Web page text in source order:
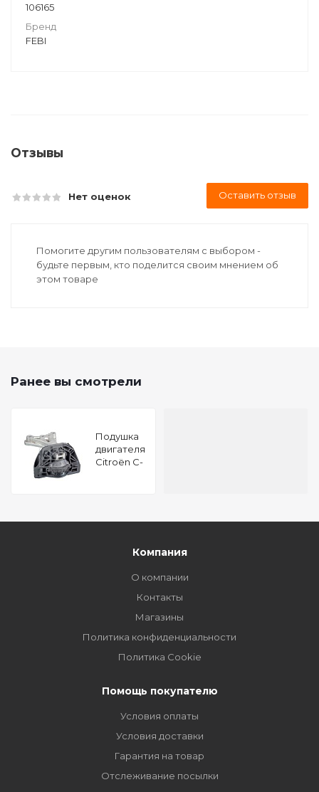
106165
Бренд
FEBI
Отзывы
Нет оценок Оставить отзыв
Помогите другим пользователям с выбором -
будьте первым, кто поделится своим мнением об
этом товаре
Ранее вы смотрели
Подушкa
двигателя
Citroën C-
Компания
О компании
Контакты
Магазины
Политика конфиденциальности
Политика Cookie
Помощь покупателю
Условия оплаты
Условия доставки
Гарантия на товар
Отслеживание посылки